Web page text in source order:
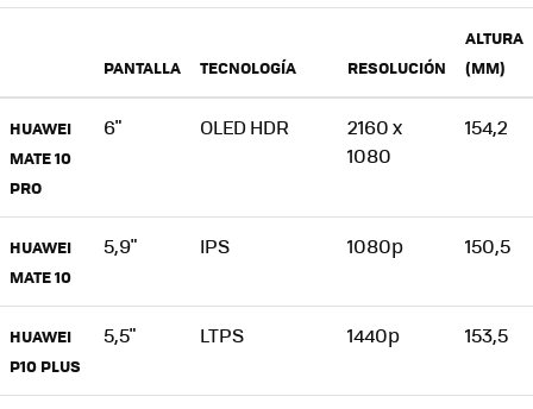
PANTALLA TECNOLOGÍA RESOLUCIÓN
ALTURA
(MM)
HUAWEI
MATE 10
PRO
6" OLED HDR
2160 x
1080
154,2
HUAWEI
MATE 10
5,9" IPS 1080p 150,5
HUAWEI
P10 PLUS
5,5" LTPS 1440p 153,5